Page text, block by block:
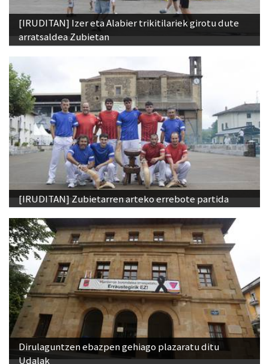
[IRUDITAN] Izer eta Alabier trikitilariek girotu dute
arratsaldea Zubietan
[IRUDITAN] Zubietarren arteko errebote partida
Dirulaguntzen ebazpen gehiago plazaratu ditu
Udalak